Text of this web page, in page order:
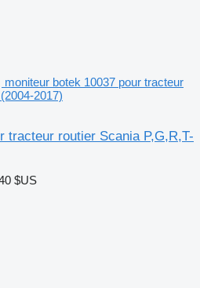
moniteur botek 10037 pour tracteur
2017)
tracteur routier Scania P,G,R,T-
$US